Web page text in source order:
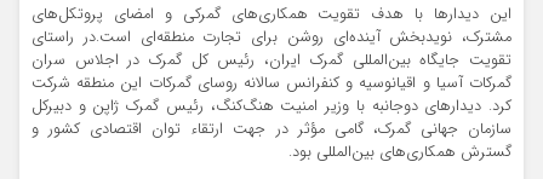
این دیدارها با هدف تقویت همکاری‌های گمرکی و امضای پروتکل‌های
مشترک، نویدبخش آینده‌ای روشن برای تجارت منطقه‌ای است.در راستای
تقویت جایگاه بین‌المللی گمرک ایران، رئیس کل گمرک در اجلاس سران
گمرکات آسیا و اقیانوسیه و کنفرانس سالانه روسای گمرکات این منطقه شرکت
کرد. دیدارهای دوجانبه با وزیر امنیت هنگ‌کنگ، رئیس گمرک ژاپن و دبیرکل
سازمان جهانی گمرک، گامی مؤثر در جهت ارتقاء توان اقتصادی کشور و
گسترش همکاری‌های بین‌المللی بود.